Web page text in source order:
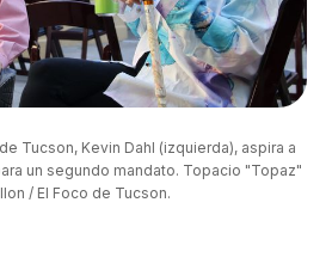
Tucson, Kevin Dahl (izquierda), aspira a
un segundo mandato. Topacio "Topaz"
/ El Foco de Tucson.